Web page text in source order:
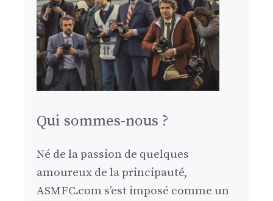
Qui sommes-nous ?
Né de la passion de quelques
amoureux de la principauté,
ASMFC.com s’est imposé comme un